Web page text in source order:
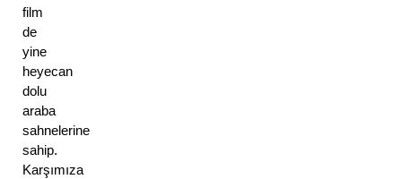
film
de
yine
heyecan
dolu
araba
sahnelerine
sahip.
Karşımıza